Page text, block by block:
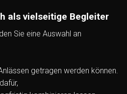
als vielseitige Begleiter
Sie eine Auswahl an
getragen werden können.